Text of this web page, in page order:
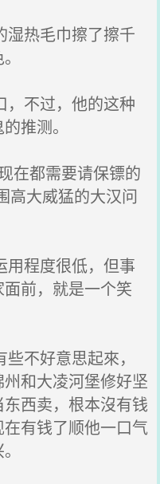
热毛巾擦了擦千
不过，他的这种
推测。
在都需要请保镖的
高大威猛的大汉问
程度很低，但事
前，就是一个笑
不好意思起來，
和大凌河堡修好坚
西卖，根本沒有钱
有钱了顺他一口气